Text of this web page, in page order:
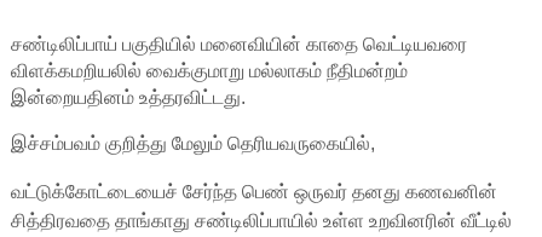
சண்டிலிப்பாய் பகுதியில் மனைவியின் காதை வெட்டியவரை
விளக்கமறியலில் வைக்குமாறு மல்லாகம் நீதிமன்றம்
இன்றையதினம் உத்தரவிட்டது.
இச்சம்பவம் குறித்து மேலும் தெரியவருகையில்,
வட்டுக்கோட்டையைச் சேர்ந்த பெண் ஒருவர் தனது கணவனின்
சித்திரவதை தாங்காது சண்டிலிப்பாயில் உள்ள உறவினரின் வீட்டில்